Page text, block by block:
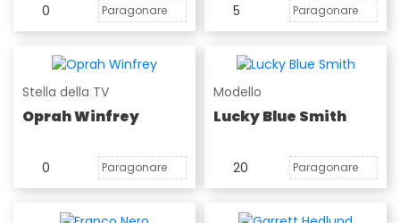
0 Paragonare 5 Paragonare
Stella della TV
Oprah Winfrey
0 Paragonare
Modello
Lucky Blue Smith
20 Paragonare